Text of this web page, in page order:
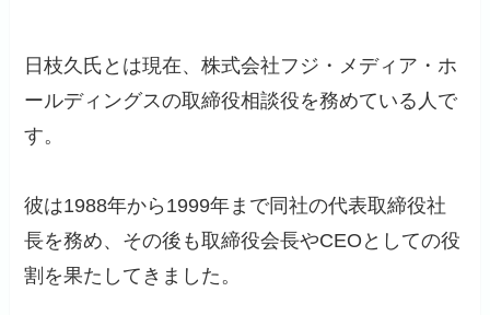
日枝久氏とは現在、株式会社フジ・メディア・ホ
ールディングスの取締役相談役を務めている人で
す。
彼は1988年から1999年まで同社の代表取締役社
長を務め、その後も取締役会長やCEOとしての役
割を果たしてきました。